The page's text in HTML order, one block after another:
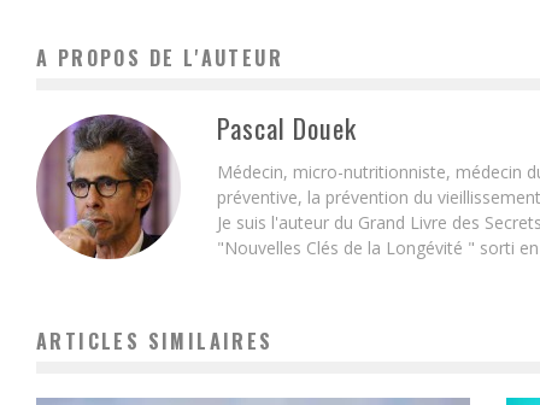
A PROPOS DE L'AUTEUR
Pascal Douek
Médecin, micro-nutritionniste, médecin
préventive, la prévention du
Je suis l'auteur du Grand Livre des
"Nouvelles Clés de la Longévité " sorti
ARTICLES SIMILAIRES